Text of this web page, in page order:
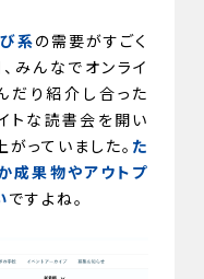
系の需要がすごく
みんなでオンライ
だり紹介し合った
トな読書会を開い
っていました。 た
成果物やアウトプ
ですよね。